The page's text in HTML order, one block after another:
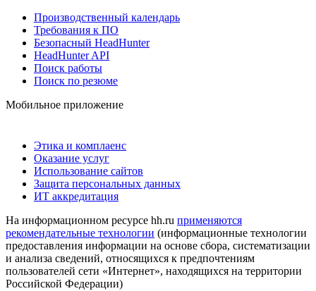
Производственный календарь
Требования к ПО
Безопасный HeadHunter
HeadHunter API
Поиск работы
Поиск по резюме
Мобильное приложение
Этика и комплаенс
Оказание услуг
Использование сайтов
Защита персональных данных
ИТ аккредитация
На информационном ресурсе hh.ru применяются
рекомендательные технологии (информационные технологии
предоставления информации на основе сбора, систематизации
и анализа сведений, относящихся к предпочтениям
пользователей сети «Интернет», находящихся на территории
Российской Федерации)